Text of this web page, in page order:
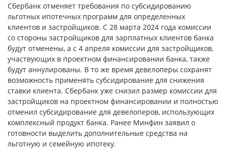
Сбербанк отменяет требования по субсидированию
льготных ипотечных программ для определенных
клиентов и застройщиков. С 28 марта 2024 года комиссии
со стороны застройщиков для зарплатных клиентов банка
будут отменены, а с 4 апреля комиссии для застройщиков,
участвующих в проектном финансировании банка, также
будут аннулированы. В то же время девелоперы сохранят
возможность применять субсидирование для снижения
ставки клиента. Сбербанк уже снизил размер комиссии для
застройщиков на проектном финансировании и полностью
отменил субсидирование для девелоперов, использующих
комплексный продукт банка. Ранее Минфин заявил о
готовности выделить дополнительные средства на
льготную и семейную ипотеку.